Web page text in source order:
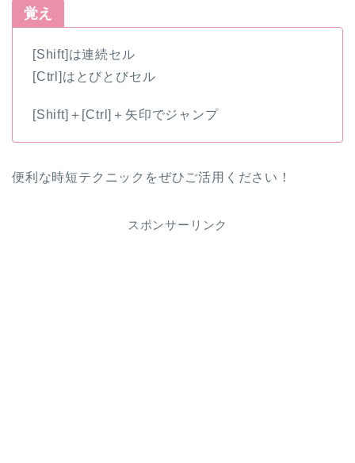
覚え
[Shift]は連続セル
[Ctrl]はとびとびセル
[Shift]＋[Ctrl]＋矢印でジャンプ
便利な時短テクニックをぜひご活用ください！
スポンサーリンク